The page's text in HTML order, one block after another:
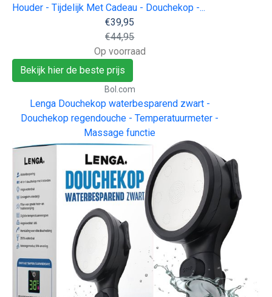
Houder - Tijdelijk Met Cadeau - Douchekop -...
€39,95
€44,95
Op voorraad
Bekijk hier de beste prijs
Bol.com
Lenga Douchekop waterbesparend zwart -
Douchekop regendouche - Temperatuurmeter -
Massage functie